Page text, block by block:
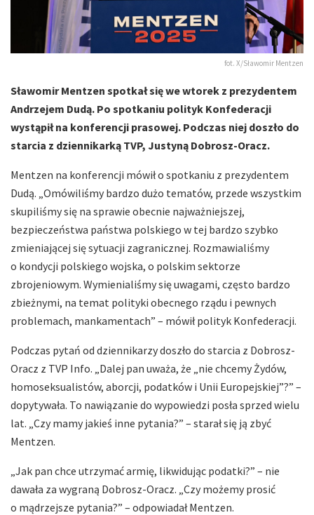
fot. X/Sławomir Mentzen
Sławomir Mentzen spotkał się we wtorek z prezydentem
Andrzejem Dudą. Po spotkaniu polityk Konfederacji
wystąpił na konferencji prasowej. Podczas niej doszło do
starcia z dziennikarką TVP, Justyną Dobrosz-Oracz.
Mentzen na konferencji mówił o spotkaniu z prezydentem
Dudą. „Omówiliśmy bardzo dużo tematów, przede wszystkim
skupiliśmy się na sprawie obecnie najważniejszej,
bezpieczeństwa państwa polskiego w tej bardzo szybko
zmieniającej się sytuacji zagranicznej. Rozmawialiśmy
o kondycji polskiego wojska, o polskim sektorze
zbrojeniowym. Wymienialiśmy się uwagami, często bardzo
zbieżnymi, na temat polityki obecnego rządu i pewnych
problemach, mankamentach” – mówił polityk Konfederacji.
Podczas pytań od dziennikarzy doszło do starcia z Dobrosz-
Oracz z TVP Info. „Dalej pan uważa, że „nie chcemy Żydów,
homoseksualistów, aborcji, podatków i Unii Europejskiej”?” –
dopytywała. To nawiązanie do wypowiedzi posła sprzed wielu
lat. „Czy mamy jakieś inne pytania?” – starał się ją zbyć
Mentzen.
„Jak pan chce utrzymać armię, likwidując podatki?” – nie
dawała za wygraną Dobrosz-Oracz. „Czy możemy prosić
o mądrzejsze pytania?” – odpowiadał Mentzen.